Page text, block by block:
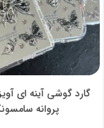
گارد گوشی آینه ای
پروانه